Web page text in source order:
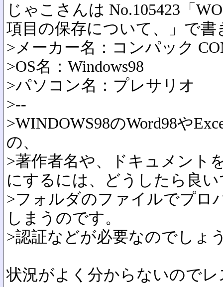
じゃこさんは No.105423「
項目の保存について、」で書
>メーカー名：コンパック
>OS名：Windows98
>パソコン名：プレサリオ
>--
>WINDOWS98のWord98や
の、
>著作者名や、ドキュメント
にするには、どうしたら良
>フォルダのファイルでプロ
しまうのです。
>認証などが必要なのでしょ
状況がよく分からないので